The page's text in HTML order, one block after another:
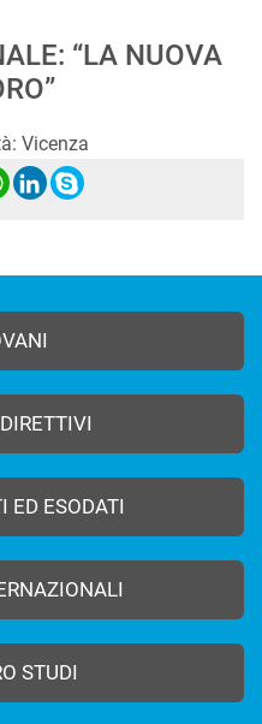
“LA NUOVA
Vicenza
WhatsApp
LinkedIn
Skype
ED ESODATI
STUDI